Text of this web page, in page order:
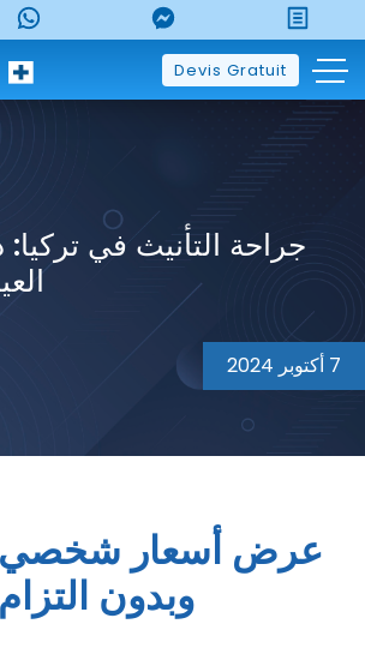
Devis Gratuit
جراحة التأنيث في تركيا:
7 أكتوبر 2024
عرض أسعار شخصي
وبدون التزام